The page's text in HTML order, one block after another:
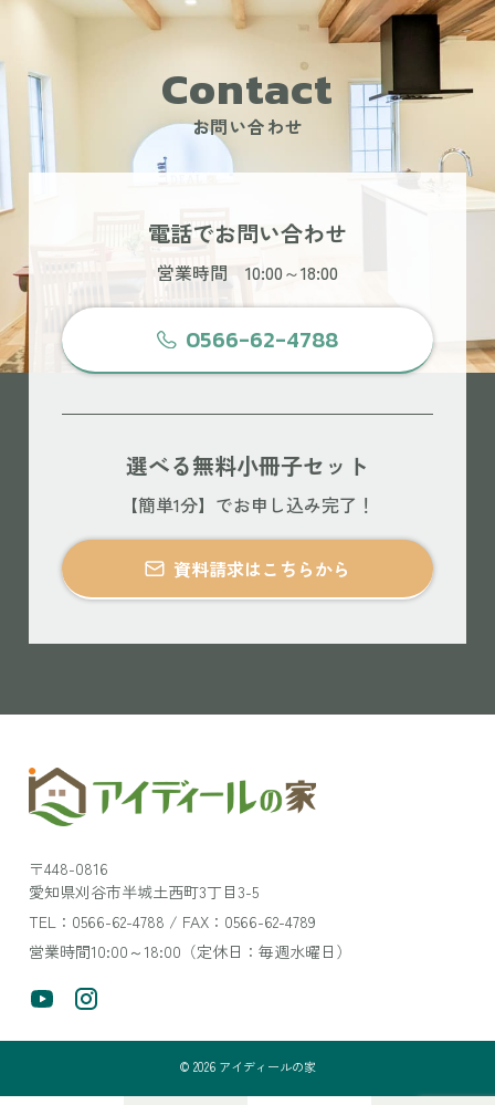
Contact
お問い合わせ
電話でお問い合わせ
営業時間 10:00～18:00
0566-62-4788
選べる無料小冊子セット
【簡単1分】でお申し込み完了！
資料請求はこちらから
〒448-0816
愛知県刈谷市半城土西町3丁目3-5
TEL：0566-62-4788 / FAX：0566-62-4789
営業時間10:00～18:00（定休日：毎週水曜日）
© 2026 アイディールの家